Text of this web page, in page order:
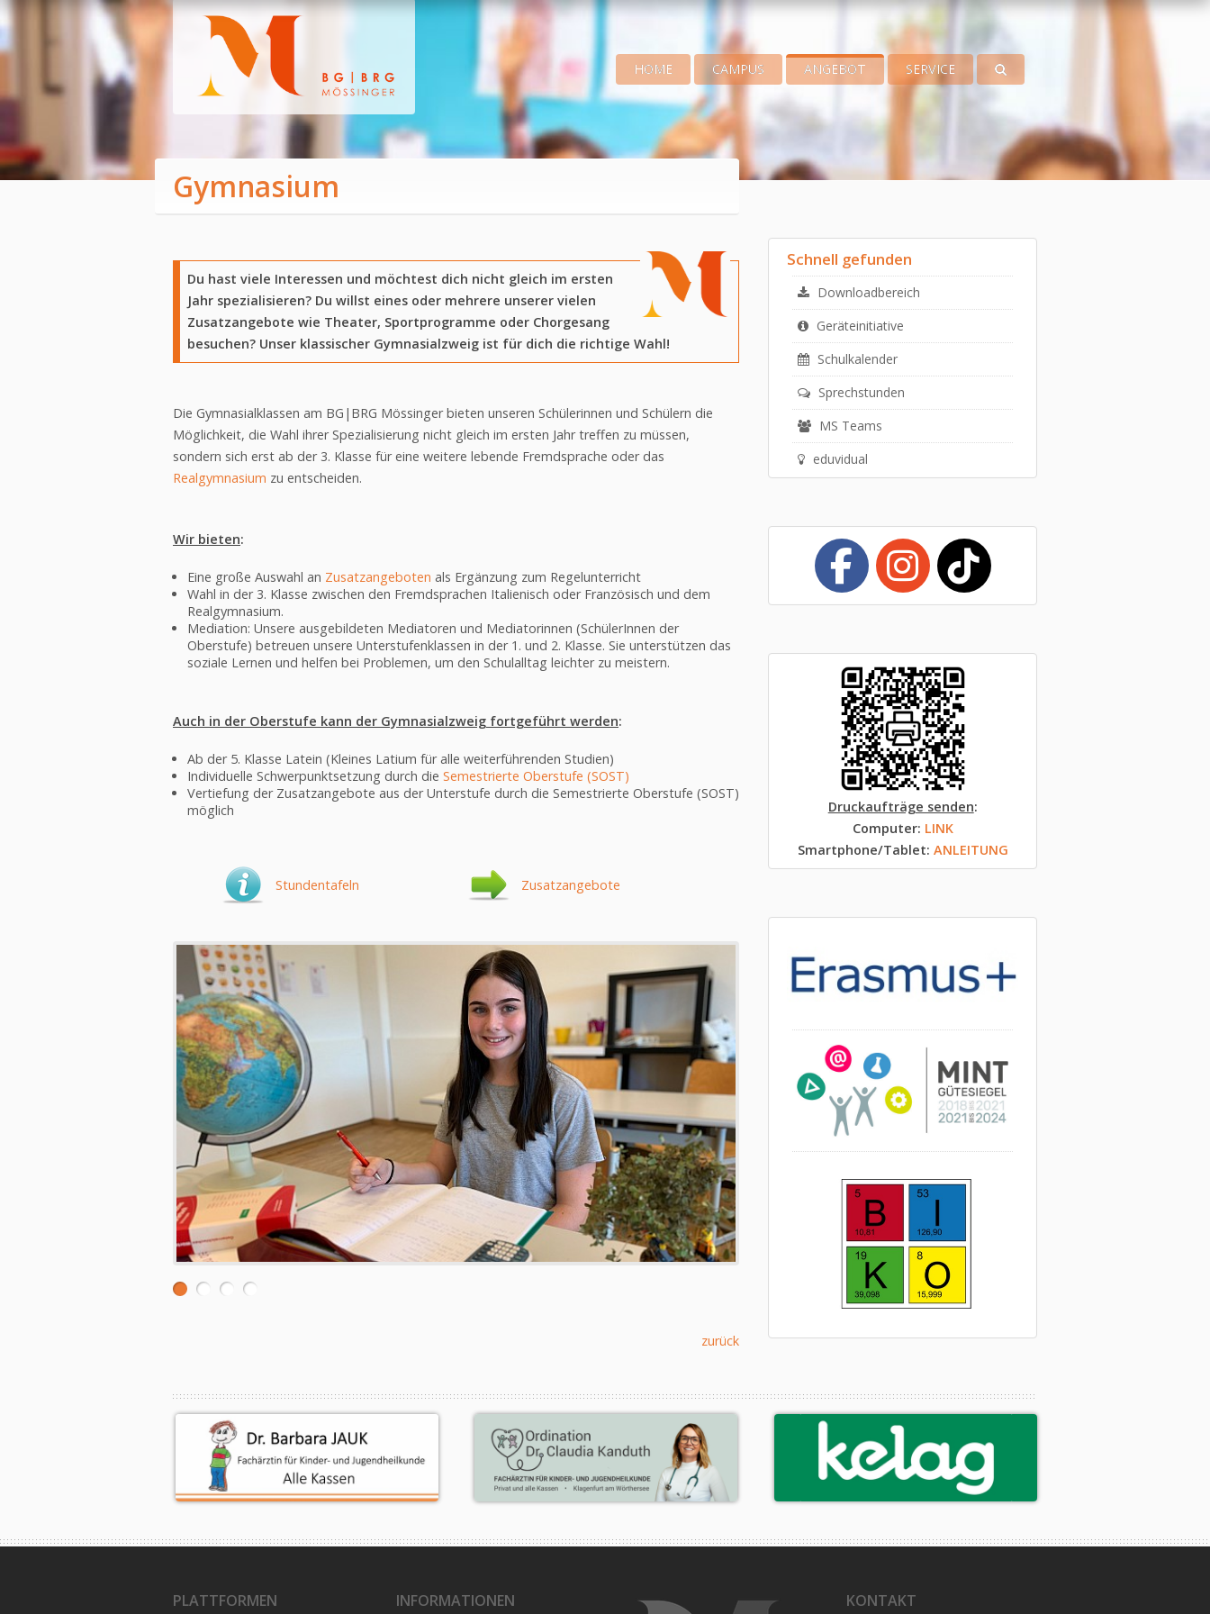
HOME CAMPUS ANGEBOT SERVICE
Gymnasium
Du hast viele Interessen und möchtest dich nicht gleich im ersten
Jahr spezialisieren? Du willst eines oder mehrere unserer vielen
Zusatzangebote wie Theater, Sportprogramme oder Chorgesang
besuchen? Unser klassischer Gymnasialzweig ist für dich die richtige Wahl!
Die Gymnasialklassen am BG|BRG Mössinger bieten unseren Schülerinnen und Schülern die
Möglichkeit, die Wahl ihrer Spezialisierung nicht gleich im ersten Jahr treffen zu müssen,
sondern sich erst ab der 3. Klasse für eine weitere lebende Fremdsprache oder das
Realgymnasium zu entscheiden.
Wir bieten:
Eine große Auswahl an Zusatzangeboten als Ergänzung zum Regelunterricht
Wahl in der 3. Klasse zwischen den Fremdsprachen Italienisch oder Französisch und dem
Realgymnasium.
Mediation: Unsere ausgebildeten Mediatoren und Mediatorinnen (SchülerInnen der
Oberstufe) betreuen unsere Unterstufenklassen in der 1. und 2. Klasse. Sie unterstützen das
soziale Lernen und helfen bei Problemen, um den Schulalltag leichter zu meistern.
Auch in der Oberstufe kann der Gymnasialzweig fortgeführt werden:
Ab der 5. Klasse Latein (Kleines Latium für alle weiterführenden Studien)
Individuelle Schwerpunktsetzung durch die Semestrierte Oberstufe (SOST)
Vertiefung der Zusatzangebote aus der Unterstufe durch die Semestrierte Oberstufe (SOST)
möglich
Stundentafeln Zusatzangebote
zurück
Schnell gefunden
Downloadbereich
Geräteinitiative
Schulkalender
Sprechstunden
MS Teams
eduvidual
Druckaufträge senden:
Computer: LINK
Smartphone/Tablet: ANLEITUNG
PLATTFORMEN INFORMATIONEN KONTAKT